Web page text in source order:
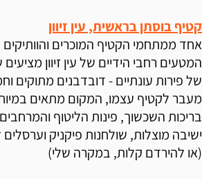
קטיף בוסתן בראשית, עין זיוון
אחד ממתחמי הקטיף המוכרים והוותיקים
המטעים רחבי הידיים של עין זיוון
של פירות עונתיים - דובדבנים מתוקים
מעבר לקטיף עצמו, המקום מתאים
בריכות השכשוך, פינות הליטוף
ישיבה מוצלות, שולחנות פיקניק
(או להירדם קלות, במקרה שלי)